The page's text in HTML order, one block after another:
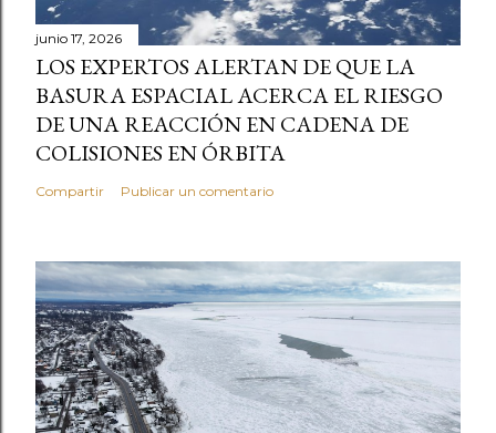
junio 17, 2026
LOS EXPERTOS ALERTAN DE QUE LA
BASURA ESPACIAL ACERCA EL RIESGO
DE UNA REACCIÓN EN CADENA DE
COLISIONES EN ÓRBITA
Compartir Publicar un comentario